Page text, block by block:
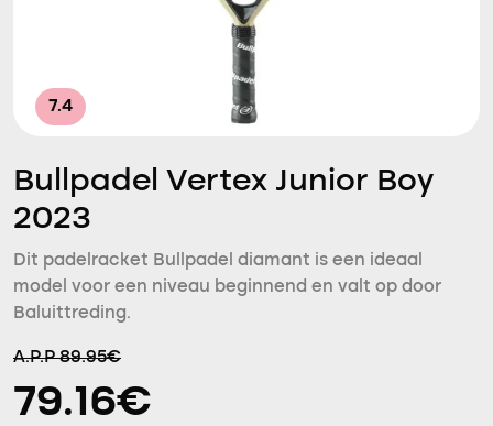
7.4
Bullpadel Vertex Junior Boy
2023
Dit padelracket Bullpadel diamant is een ideaal
model voor een niveau beginnend en valt op door
Baluittreding.
A.P.P 89.95€
79.16€